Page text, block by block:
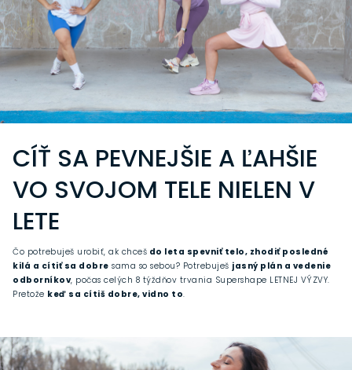
CÍŤ SA PEVNEJŠIE A ĽAHŠIE
VO SVOJOM TELE NIELEN V
LETE
Čo potrebuješ urobiť, ak chceš do leta spevniť telo, zhodiť posledné
kilá a cítiť sa dobre sama so sebou? Potrebuješ jasný plán a vedenie
odborníkov, počas celých 8 týždňov trvania Supershape LETNEJ VÝZVY.
Pretože keď sa cítiš dobre, vidno to.